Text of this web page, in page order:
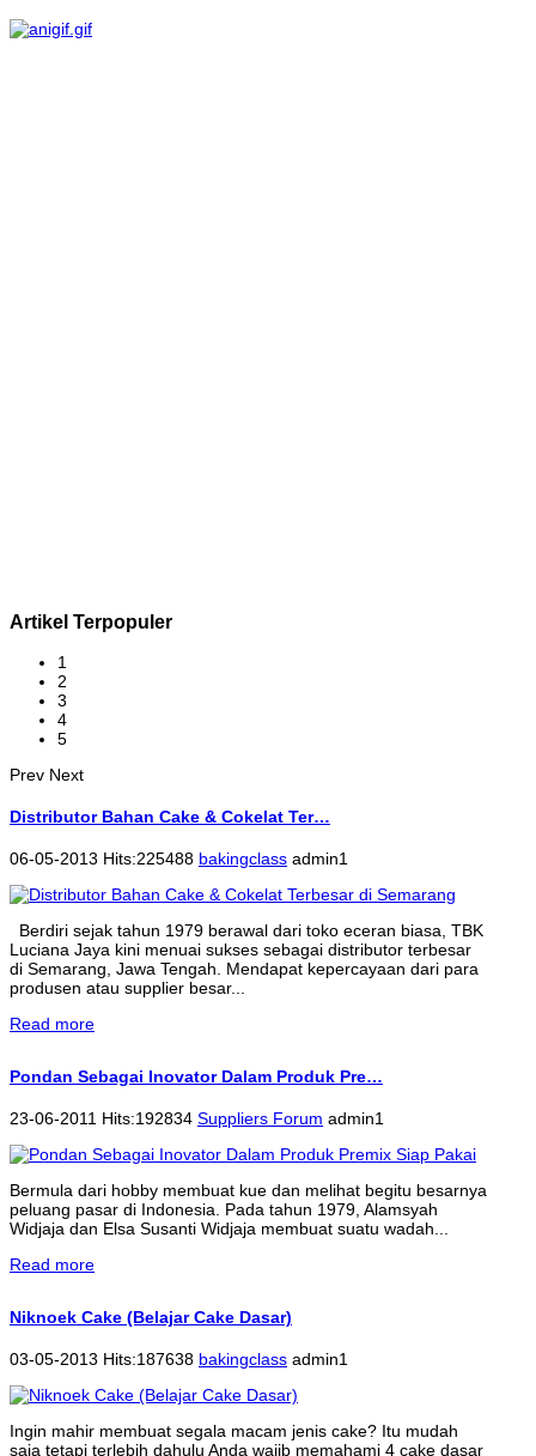
Artikel Terpopuler
1
2
3
4
5
Prev Next
Distributor Bahan Cake & Cokelat Ter…
06-05-2013 Hits:225488 bakingclass admin1
Berdiri sejak tahun 1979 berawal dari toko eceran biasa, TBK
Luciana Jaya kini menuai sukses sebagai distributor terbesar
di Semarang, Jawa Tengah. Mendapat kepercayaan dari para
produsen atau supplier besar...
Read more
Pondan Sebagai Inovator Dalam Produk Pre…
23-06-2011 Hits:192834 Suppliers Forum admin1
Bermula dari hobby membuat kue dan melihat begitu besarnya
peluang pasar di Indonesia. Pada tahun 1979, Alamsyah
Widjaja dan Elsa Susanti Widjaja membuat suatu wadah...
Read more
Niknoek Cake (Belajar Cake Dasar)
03-05-2013 Hits:187638 bakingclass admin1
Ingin mahir membuat segala macam jenis cake? Itu mudah
saja tetapi terlebih dahulu Anda wajib memahami 4 cake dasar